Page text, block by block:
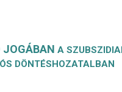
JOGÁBAN A
DÖNTÉSHOZATALBAN